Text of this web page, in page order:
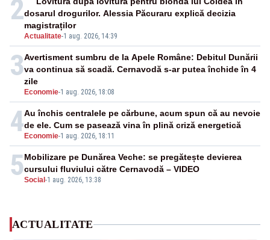
2
Actualitate-1 aug. 2026, 14:39
dosarul drogurilor. Alessia Păcuraru explică decizia
magistraților
3
Economie-1 aug. 2026, 18:08
Avertisment sumbru de la Apele Române: Debitul Dunării
va continua să scadă. Cernavodă s-ar putea închide în 4
zile
4 Economie-1 aug. 2026, 18:11
Au închis centralele pe cărbune, acum spun că au nevoie
de ele. Cum se pasează vina în plină criză energetică
5Social -1 aug. 2026, 13:38
Mobilizare pe Dunărea Veche: se pregătește devierea
cursului fluviului către Cernavodă – VIDEO
ACTUALITATE